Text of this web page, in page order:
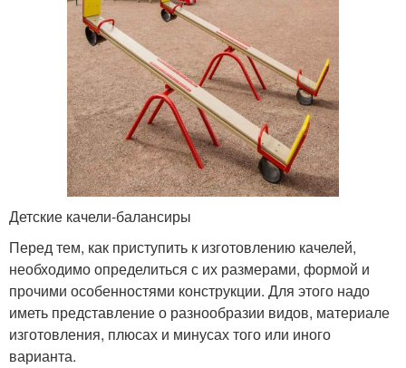
Детские качели-балансиры
Перед тем, как приступить к изготовлению качелей,
необходимо определиться с их размерами, формой и
прочими особенностями конструкции. Для этого надо
иметь представление о разнообразии видов, материале
изготовления, плюсах и минусах того или иного
варианта.